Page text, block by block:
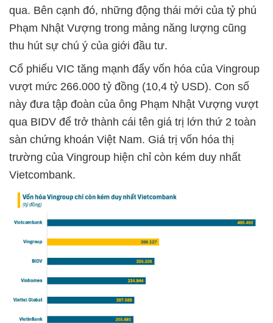
qua. Bên cạnh đó, những động thái mới của tỷ phú
Phạm Nhật Vượng trong mảng năng lượng cũng
thu hút sự chú ý của giới đầu tư.
Cổ phiếu VIC tăng mạnh đẩy vốn hóa của Vingroup
vượt mức 266.000 tỷ đồng (10,4 tỷ USD). Con số
này đưa tập đoàn của ông Phạm Nhật Vượng vượt
qua BIDV để trở thành cái tên giá trị lớn thứ 2 toàn
sàn chứng khoán Việt Nam. Giá trị vốn hóa thị
trường của Vingroup hiện chỉ còn kém duy nhất
Vietcombank.